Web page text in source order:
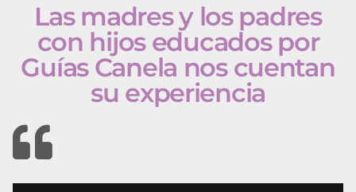
Las madres y los padres
con hijos educados por
Guías Canela nos cuentan
su experiencia